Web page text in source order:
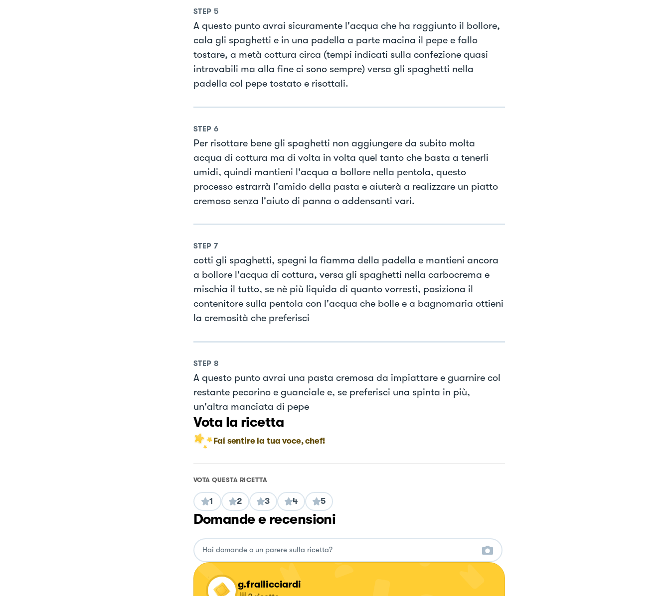
STEP 5
A questo punto avrai sicuramente l'acqua che ha raggiunto il bollore,
cala gli spaghetti e in una padella a parte macina il pepe e fallo
tostare, a metà cottura circa (tempi indicati sulla confezione quasi
introvabili ma alla fine ci sono sempre) versa gli spaghetti nella
padella col pepe tostato e risottali.
STEP 6
Per risottare bene gli spaghetti non aggiungere da subito molta
acqua di cottura ma di volta in volta quel tanto che basta a tenerli
umidi, quindi mantieni l'acqua a bollore nella pentola, questo
processo estrarrà l'amido della pasta e aiuterà a realizzare un piatto
cremoso senza l'aiuto di panna o addensanti vari.
STEP 7
cotti gli spaghetti, spegni la fiamma della padella e mantieni ancora
a bollore l'acqua di cottura, versa gli spaghetti nella carbocrema e
mischia il tutto, se nè più liquida di quanto vorresti, posiziona il
contenitore sulla pentola con l'acqua che bolle e a bagnomaria ottieni
la cremosità che preferisci
STEP 8
A questo punto avrai una pasta cremosa da impiattare e guarnire col
restante pecorino e guanciale e, se preferisci una spinta in più,
un'altra manciata di pepe
Vota la ricetta
Fai sentire la tua voce, chef!
VOTA QUESTA RICETTA
1 2 3 4 5
Domande e recensioni
g.frallicciardi